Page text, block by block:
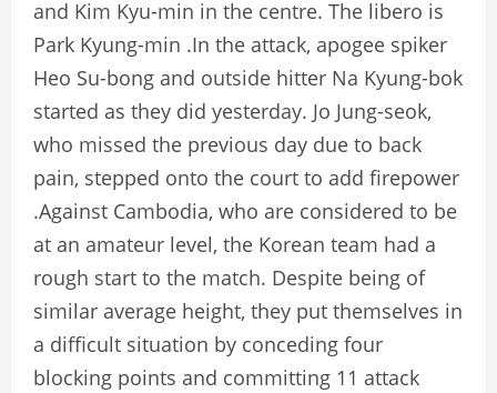
and Kim Kyu-min in the centre. The libero is
Park Kyung-min .In the attack, apogee spiker
Heo Su-bong and outside hitter Na Kyung-bok
started as they did yesterday. Jo Jung-seok,
who missed the previous day due to back
pain, stepped onto the court to add firepower
.Against Cambodia, who are considered to be
at an amateur level, the Korean team had a
rough start to the match. Despite being of
similar average height, they put themselves in
a difficult situation by conceding four
blocking points and committing 11 attack